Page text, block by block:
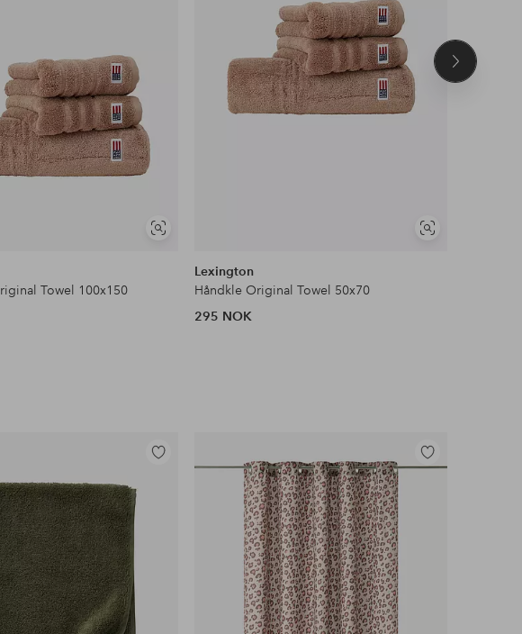
Vis
Towel 100x150
Vis
Lexington
Håndkle Original Towel 50x70
295 NOK
Neste
Legg
Legg